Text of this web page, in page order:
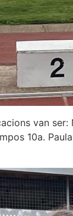
van ser:
10a.